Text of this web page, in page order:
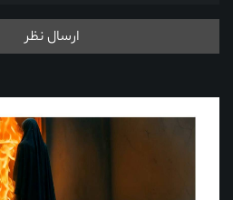
ارسال نظر